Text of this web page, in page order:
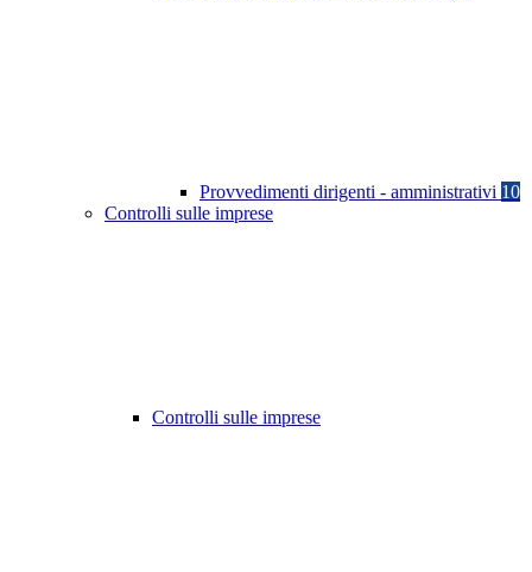
Provvedimenti dirigenti - amministrativi 10
Controlli sulle imprese
Controlli sulle imprese